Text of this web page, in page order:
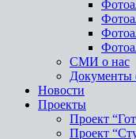
СМИ о нас
Документы
Новости
Проекты
Проект
Проект